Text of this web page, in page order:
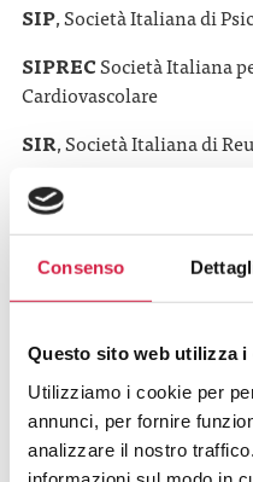
Consenso
Questo sito web utilizza i
Utilizziamo i cookie per
annunci, per fornire
analizzare il nostro
SIP, Società Italiana di
SIPRECSocietà Italiana
Cardiovascolare
SIR, Società Italiana di
SIUD